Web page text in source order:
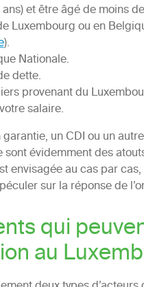
et être âgé de moins
Luxembourg ou en
).
Nationale.
dette.
provenant du
salaire.
un CDI ou un
évidemment des
envisagée au cas par
sur la réponse de
qui
au